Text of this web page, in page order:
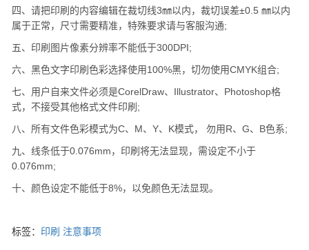
四、请把印刷的内容编辑在裁切线3㎜以内，裁切误差±0.5 ㎜以内
属于正常，尺寸需要精准，特殊要求请与客服沟通;
五、印刷图片像素分辨率不能低于300DPI;
六、黑色文字印刷色彩选择使用100%黑，切勿使用CMYK组合;
七、用户自来文件必须是CorelDraw、Illustrator、Photoshop格
式，不接受其他格式文件印刷;
八、所有文件色彩模式为C、M、Y、K模式， 勿用R、G、B色系;
九、线条低于0.076mm，印刷将无法显现，需设定不小于
0.076mm;
十、颜色设定不能低于8%，以免颜色无法显现。
标签： 印刷 注意事项